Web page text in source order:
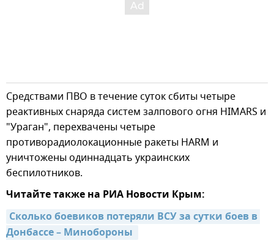
Средствами ПВО в течение суток сбиты четыре
реактивных снаряда систем залпового огня HIMARS и
"Ураган", перехвачены четыре
противорадиолокационные ракеты HARM и
уничтожены одиннадцать украинских
беспилотников.
Читайте также на РИА Новости Крым:
Сколько боевиков потеряли ВСУ за сутки боев в
Донбассе – Минобороны